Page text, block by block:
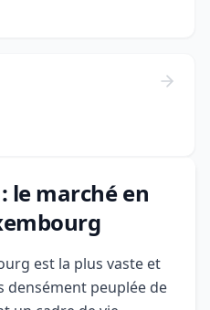
le marché en
est la plus vaste et
peuplée de